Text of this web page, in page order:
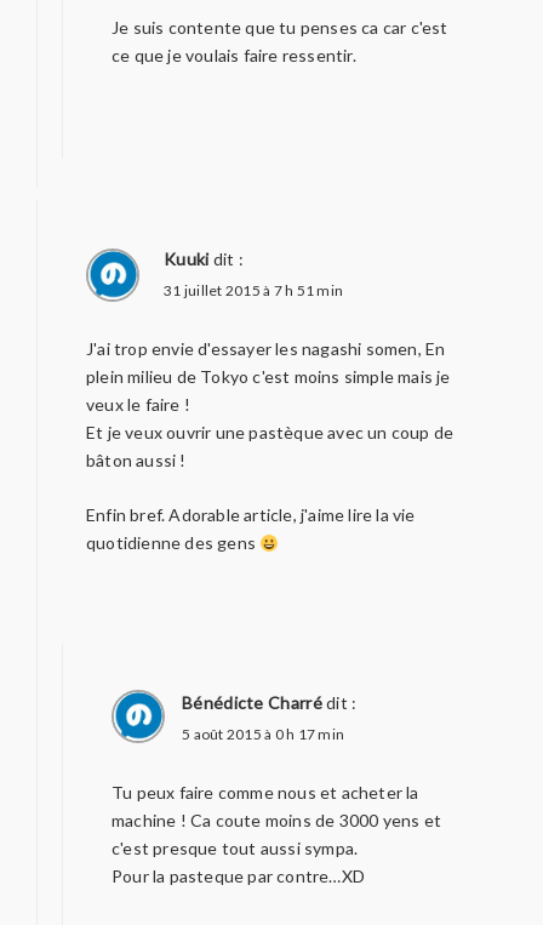
Je suis contente que tu penses ca car c'est
ce que je voulais faire ressentir.
Kuuki dit :
31 juillet 2015 à 7 h 51 min
J'ai trop envie d'essayer les nagashi somen, En
plein milieu de Tokyo c'est moins simple mais je
veux le faire !
Et je veux ouvrir une pastèque avec un coup de
bâton aussi !
Enfin bref. Adorable article, j'aime lire la vie
quotidienne des gens
Bénédicte Charrédit :
5 août 2015 à 0 h 17 min
Tu peux faire comme nous et acheter la
machine ! Ca coute moins de 3000 yens et
c'est presque tout aussi sympa.
Pour la pasteque par contre…XD